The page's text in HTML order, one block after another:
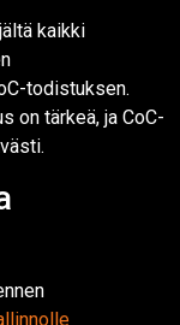
kaikki
todistuksen.
on tärkeä, ja CoC-